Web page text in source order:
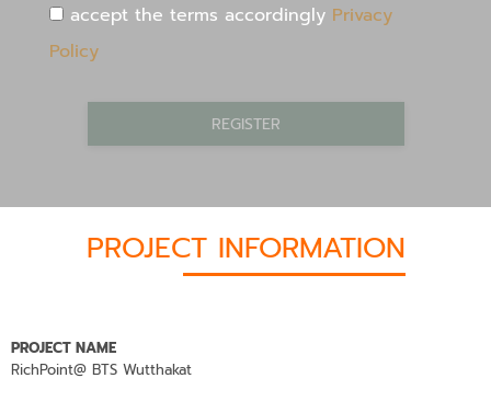
accept the terms accordingly Privacy
Policy
REGISTER
PROJECT INFORMATION
PROJECT NAME
RichPoint@ BTS Wutthakat